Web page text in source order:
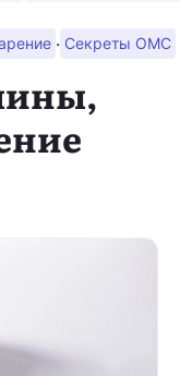
· Секреты ОМС